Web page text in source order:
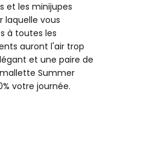
et les minijupes
laquelle vous
à toutes les
auront l'air trop
et une paire de
Summer
votre journée.